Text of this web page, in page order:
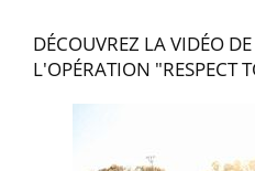
DÉCOUVREZ LA VIDÉO
L'OPÉRATION "RESPECT